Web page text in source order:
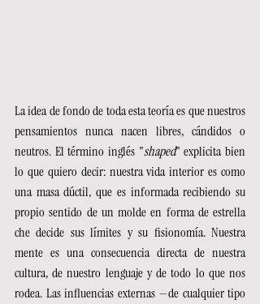
La idea de fondo de toda esta teoría es que nuestros
pensamientos nunca nacen libres, cándidos o
neutros. El término inglés "shaped" explicita bien
lo que quiero decir: nuestra vida interior es como
una masa dúctil, que es informada recibiendo su
propio sentido de un molde en forma de estrella
che decide sus límites y su fisionomía. Nuestra
mente es una consecuencia directa de nuestra
cultura, de nuestro lenguaje y de todo lo que nos
rodea. Las influencias externas —de cualquier tipo